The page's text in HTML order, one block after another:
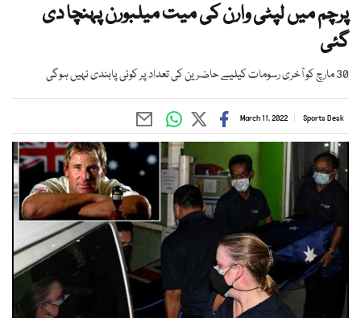
پرچم میں لپٹی وارن کی میت میلبورن پہنچا دی
گئی
30 مارچ کو آخری رسومات کیلیے حاضرین کی تعداد پر کوئی پابندی نہیں ہوگی
Sports Desk
March 11, 2022